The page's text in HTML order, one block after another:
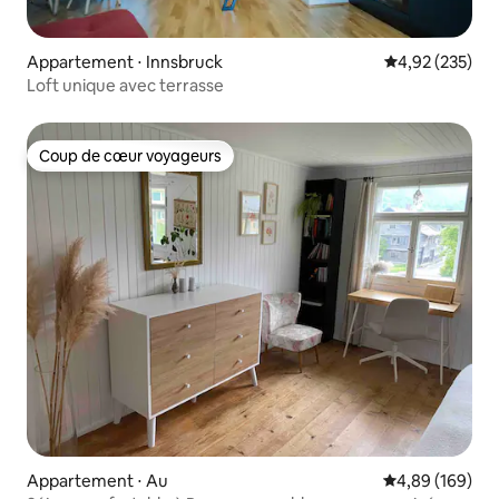
Appartement ⋅ Innsbruck Évaluation
4,92 (235)
Loft unique avec terrasse
Coup de cœur voyageurs
Coup de cœur voyageurs
Appartement ⋅ Au Évaluation
4,89 (169)